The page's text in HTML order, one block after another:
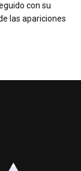
con su
las apariciones